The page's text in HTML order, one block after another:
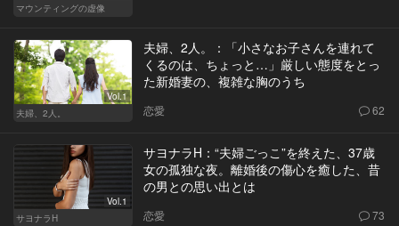
マウンティングの虚像
Vol.1
夫婦、2人。
夫婦、2人。：「小さなお子さんを連れて
くるのは、ちょっと…」厳しい態度をとっ
た新婚妻の、複雑な胸のうち
恋愛 62
Vol.1
サヨナラH
サヨナラH：“夫婦ごっこ”を終えた、37歳
女の孤独な夜。離婚後の傷心を癒した、昔
の男との思い出とは
恋愛 73